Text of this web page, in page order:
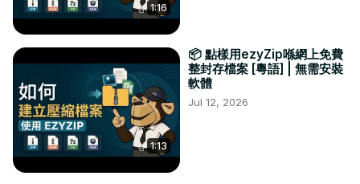
1:16
1:13
📦 點樣用ezyZip喺網上免費
整封存檔案 [粵語] | 無需安裝
軟體
Jul 12, 2026